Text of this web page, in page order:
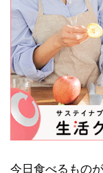
今日食べるもの